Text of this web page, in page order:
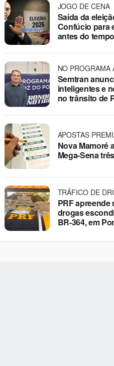
JOGO DE CENA
Saída da
Confúcio para
antes do tempo
NO PROGRAMA
Semtran
inteligentes e
no trânsito de
APOSTAS
Nova Mamoré
Mega-Sena
TRÁFICO DE
PRF apreende
drogas
BR-364, em